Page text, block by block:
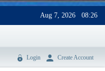
Aug 7, 2026 08:26
Login Create Account